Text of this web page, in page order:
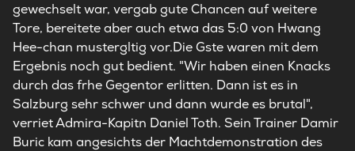
gewechselt war, vergab gute Chancen auf weitere
Tore, bereitete aber auch etwa das 5:0 von Hwang
Hee-chan mustergltig vor.Die Gste waren mit dem
Ergebnis noch gut bedient. "Wir haben einen Knacks
durch das frhe Gegentor erlitten. Dann ist es in
Salzburg sehr schwer und dann wurde es brutal",
verriet Admira-Kapitn Daniel Toth. Sein Trainer Damir
Buric kam angesichts der Machtdemonstration des